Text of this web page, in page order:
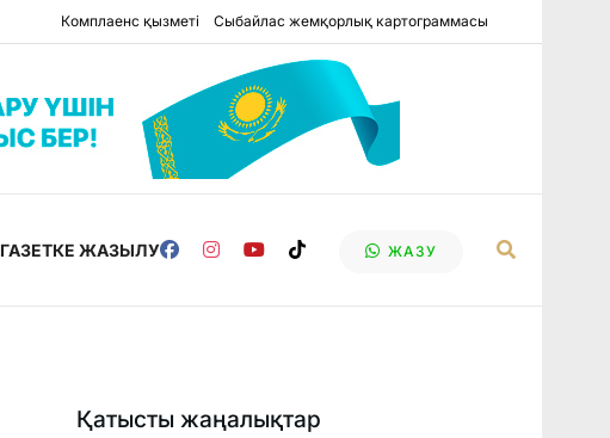
Комплаенс қызметі Сыбайлас жемқорлық картограммасы
ГАЗЕТКЕ ЖАЗЫЛУ ЖАЗУ
Қатысты жаңалықтар